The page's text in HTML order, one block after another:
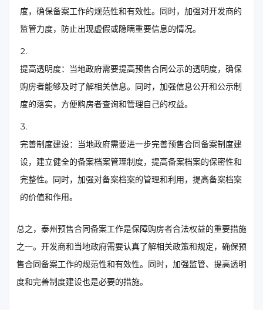
度，确保备案工作的规范性和有效性。同时，加强对开发商的
监管力度，防止出现虚假或隐瞒重要信息的情况。
提高透明度：当地政府需要提高预售合同公示的透明度，确保
购房者能够及时了解相关信息。同时，加强信息公开和公示制
度的落实，方便购房者查询和管理自己的权益。
完善制度建设：当地政府需要进一步完善预售合同备案制度建
设，建立健全的备案档案管理制度，提高备案档案的保密性和
完整性。同时，加强对备案档案的管理和利用，提高备案档案
的价值和作用。
总之，泰州预售合同备案工作是保障购房者合法权益的重要措施
之一。开发商和当地政府需要认真了解相关政策和规定，确保预
售合同备案工作的规范性和有效性。同时，加强监管、提高透明
度和完善制度建设也是必要的措施。